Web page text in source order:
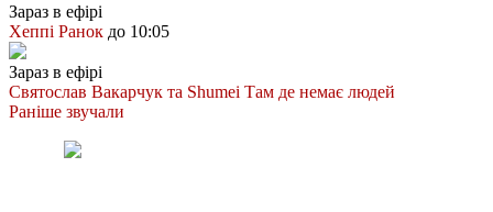
Зараз в ефірі
Хеппі Ранок до 10:05
Зараз в ефірі
Святослав Вакарчук та Shumei Там де немає людей
Раніше звучали